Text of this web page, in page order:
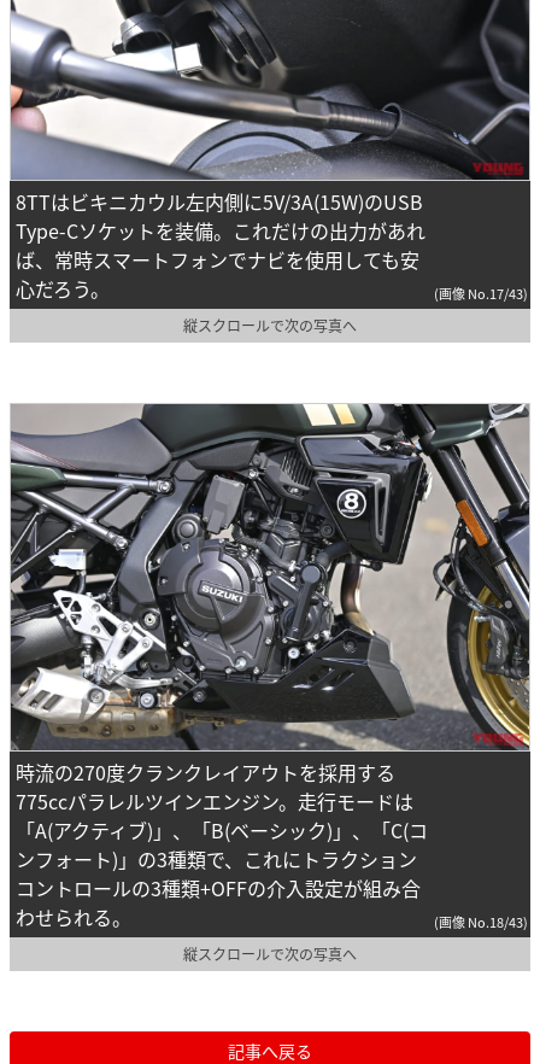
8TTはビキニカウル左内側に5V/3A(15W)のUSB
Type-Cソケットを装備。これだけの出力があれ
ば、常時スマートフォンでナビを使用しても安
心だろう。
(画像 No.17/43)
縦スクロールで次の写真へ
時流の270度クランクレイアウトを採用する
775ccパラレルツインエンジン。走行モードは
「A(アクティブ)」、「B(ベーシック)」、「C(コ
ンフォート)」の3種類で、これにトラクション
コントロールの3種類+OFFの介入設定が組み合
わせられる。
(画像 No.18/43)
縦スクロールで次の写真へ
記事へ戻る